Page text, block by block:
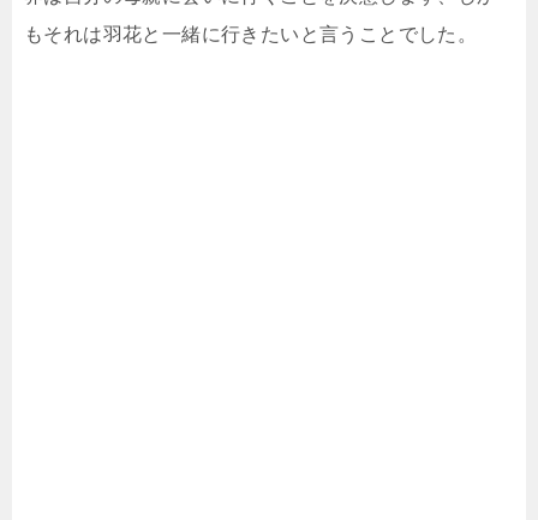
もそれは羽花と一緒に行きたいと言うことでした。